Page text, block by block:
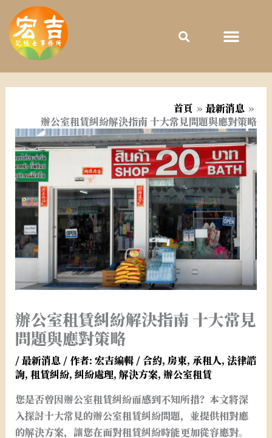
內
容
首頁
最新消息
辦公室租賃糾紛解決指南 十大常見問題與應對策略
辦公室租賃糾紛解決指南 十大常見
問題與應對策略
/最新消息/ 作者: 宏吉編輯 /合約, 房東, 承租人, 法律諮
詢, 租賃糾紛, 糾紛處理, 解決方案, 辦公室租賃
您是否曾因辦公室租賃糾紛而感到不知所措？本文將深
入探討十大常見的辦公室租賃糾紛問題，並提供相對應
的解決方案，讓您在面對租賃糾紛時能更加從容應對。